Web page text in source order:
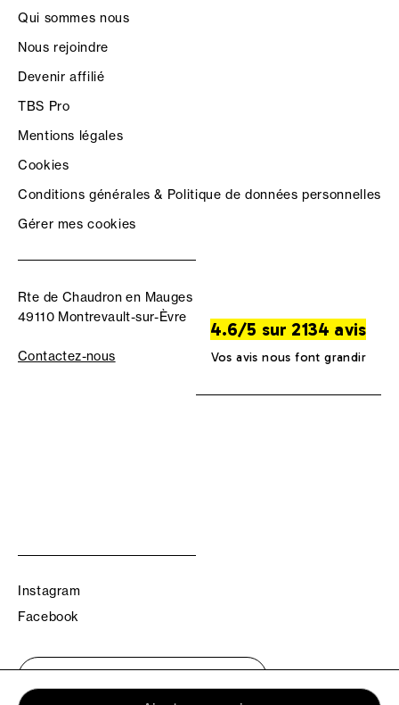
Qui sommes nous
Nous rejoindre
Devenir affilié
TBS Pro
Mentions légales
Cookies
Conditions générales & Politique de données personnelles
Gérer mes cookies
Rte de Chaudron en Mauges
49110 Montrevault-sur-Èvre
Contactez-nous
4.6/5 sur 2134 avis
Vos avis nous font grandir
Instagram
Facebook